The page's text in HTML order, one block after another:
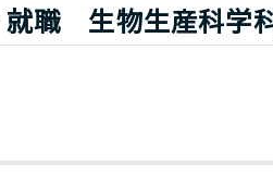
職 生物生産科学